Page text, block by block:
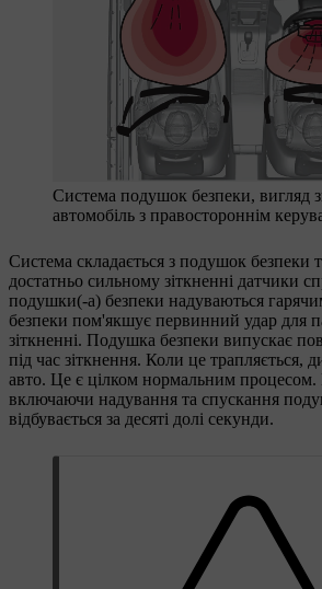
Система подушок безпеки, вигляд
автомобіль з правостороннім
Система складається з подушок безпеки
достатньо сильному зіткненні датчики
подушки(-а) безпеки надуваються
безпеки пом'якшує первинний удар для
зіткненні. Подушка безпеки випускає
під час зіткнення. Коли це трапляється,
авто. Це є цілком нормальним процесом.
включаючи надування та спускання
відбувається за десяті долі секунди.